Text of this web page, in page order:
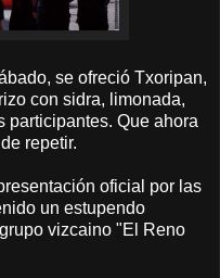
se ofreció Txoripan,
con sidra, limonada,
participantes. Que ahora
repetir.
oficial por las
un estupendo
vizcaino "El Reno